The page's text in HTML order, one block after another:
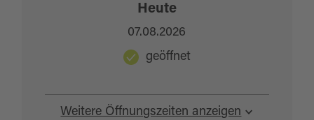
Weitere Öffnungszeiten anzeigen
Heute
07.08.2026
geöffnet